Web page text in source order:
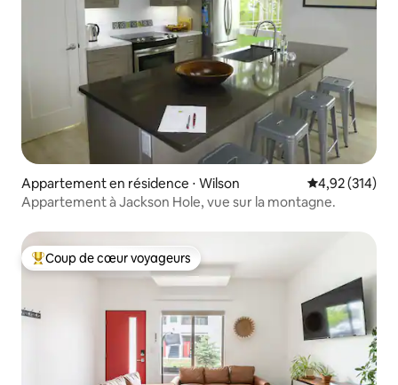
Appartement en résidence ⋅ Wilson Évaluation
4,92 (314)
Appartement à Jackson Hole, vue sur la montagne.
Coups de cœur voyageurs les plus appréciés
Coup de cœur voyageurs